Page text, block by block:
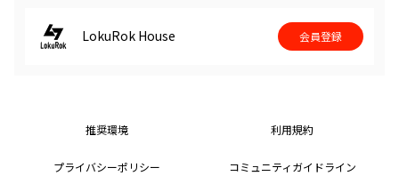
LokuRok House 会員登録
推奨環境 利用規約
プライバシーポリシー コミュニティガイドライン